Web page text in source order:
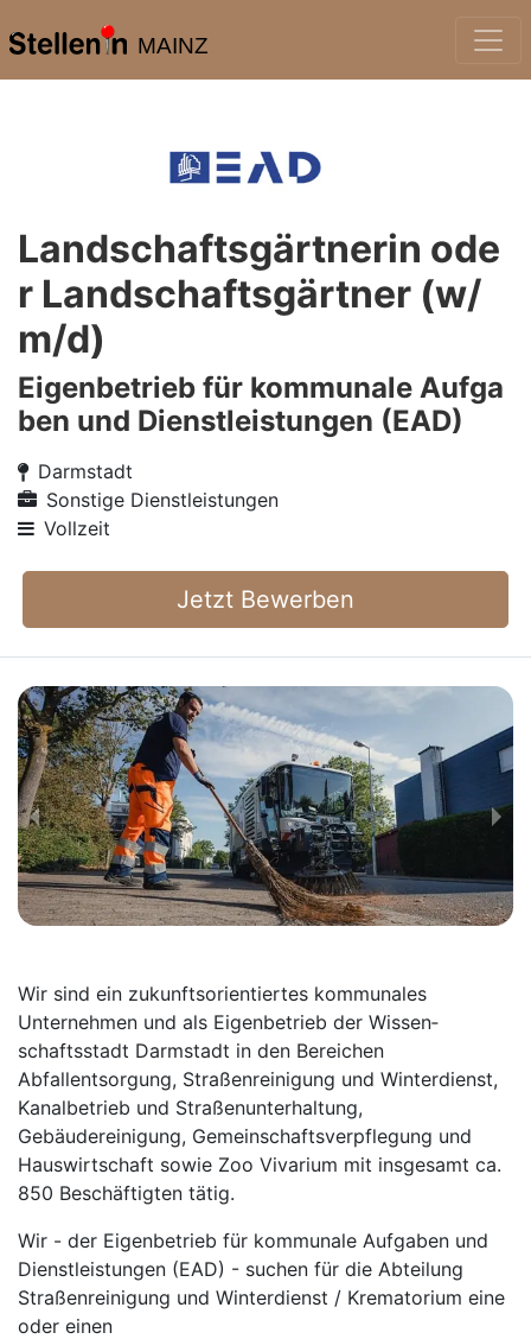
MAINZ
Landschaftsgärtnerin ode
r Landschaftsgärtner (w/
m/d)
Eigenbetrieb für kommunale Aufga
ben und Dienstleistungen (EAD)
Darmstadt
Sonstige Dienstleistungen
Vollzeit
Jetzt Bewerben
Wir sind ein zukunftsorientiertes kommunales
Unternehmen und als Eigenbetrieb der Wissen­
schaftsstadt Darmstadt in den Bereichen
Abfallentsorgung, Straßenreinigung und Winter­dienst,
Kanalbetrieb und Straßenunterhaltung,
Gebäudereinigung, Gemeinschaftsverpflegung und
Hauswirtschaft sowie Zoo Vivarium mit insgesamt ca.
850 Beschäftigten tätig.
Wir - der Eigenbetrieb für kommunale Aufgaben und
Dienstleistungen (EAD) - suchen für die Abteilung
Straßenreinigung und Winterdienst / Krematorium eine
oder einen